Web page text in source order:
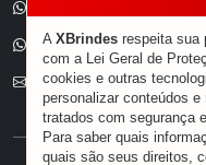
(11) 96585-7462
E-mail
A XBrindes respeita sua
com a Lei Geral de
cookies e outras
personalizar conteúdos
tratados com segurança
Para saber quais
quais são seus direitos,